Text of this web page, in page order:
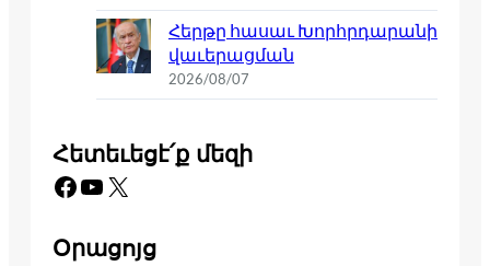
Հերթը հասաւ Խորհրդարանի
վաւերացման
2026/08/07
Հետեւեցէ՛ք մեզի
Facebook YouTube X
Օրացոյց